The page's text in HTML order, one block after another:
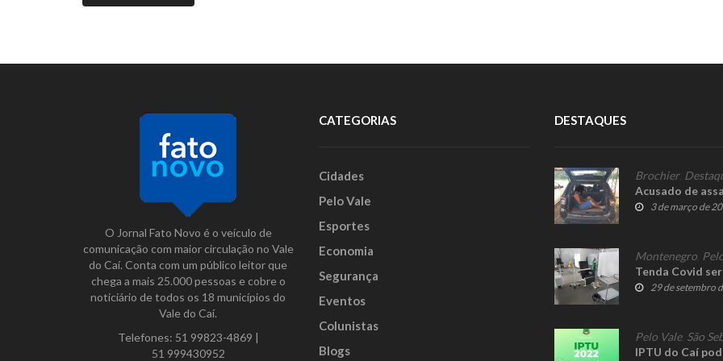
O Jornal Fato Novo é o veículo de
comunicação com maior circulação no Vale
do Caí. Conta com um público leitor que
chega a mais 25.000 pessoas e cobre o
noticiário de todos os 18 municípios do
Vale do Caí.
Telefones: 51 99823-4869 |
51 999430952
CATEGORIAS
Cidades
Pelo Vale
Esportes
Economia
Segurança
Eventos
Colunistas
Blogs
DESTAQUES
Brochier,
Acusado de
3 de março de
Montenegro
Tenda Covid
29 de setembro
Pelo Vale, São
IPTU do Caí